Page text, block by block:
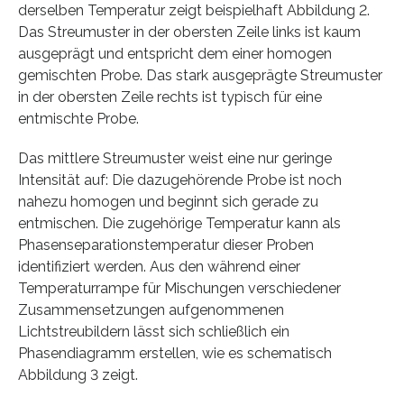
derselben Temperatur zeigt beispielhaft Abbildung 2.
Das Streumuster in der obersten Zeile links ist kaum
ausgeprägt und entspricht dem einer homogen
gemischten Probe. Das stark ausgeprägte Streumuster
in der obersten Zeile rechts ist typisch für eine
entmischte Probe.
Das mittlere Streumuster weist eine nur geringe
Intensität auf: Die dazugehörende Probe ist noch
nahezu homogen und beginnt sich gerade zu
entmischen. Die zugehörige Temperatur kann als
Phasenseparationstemperatur dieser Proben
identifiziert werden. Aus den während einer
Temperaturrampe für Mischungen verschiedener
Zusammensetzungen aufgenommenen
Lichtstreubildern lässt sich schließlich ein
Phasendiagramm erstellen, wie es schematisch
Abbildung 3 zeigt.